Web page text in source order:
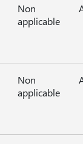
Non
applicable
Non
applicable